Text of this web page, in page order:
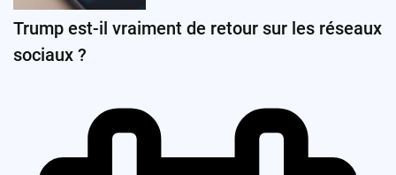
Trump est-il vraiment de retour sur les réseaux
sociaux ?